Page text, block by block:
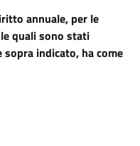
annuale, per le
quali sono stati
indicato, ha come